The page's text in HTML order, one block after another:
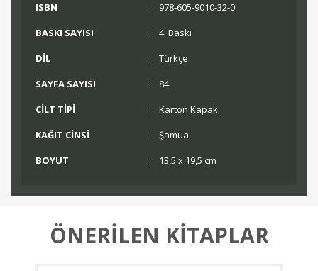
ISBN
:
978-605-9010-32-0
BASKI SAYISI
:
4. Baskı
DİL
:
Türkçe
SAYFA SAYISI
:
84
CİLT TİPİ
:
Karton Kapak
KAĞIT CİNSİ
:
Şamua
BOYUT
: 13,5 x 19,5 cm
ÖNERİLEN KİTAPLAR